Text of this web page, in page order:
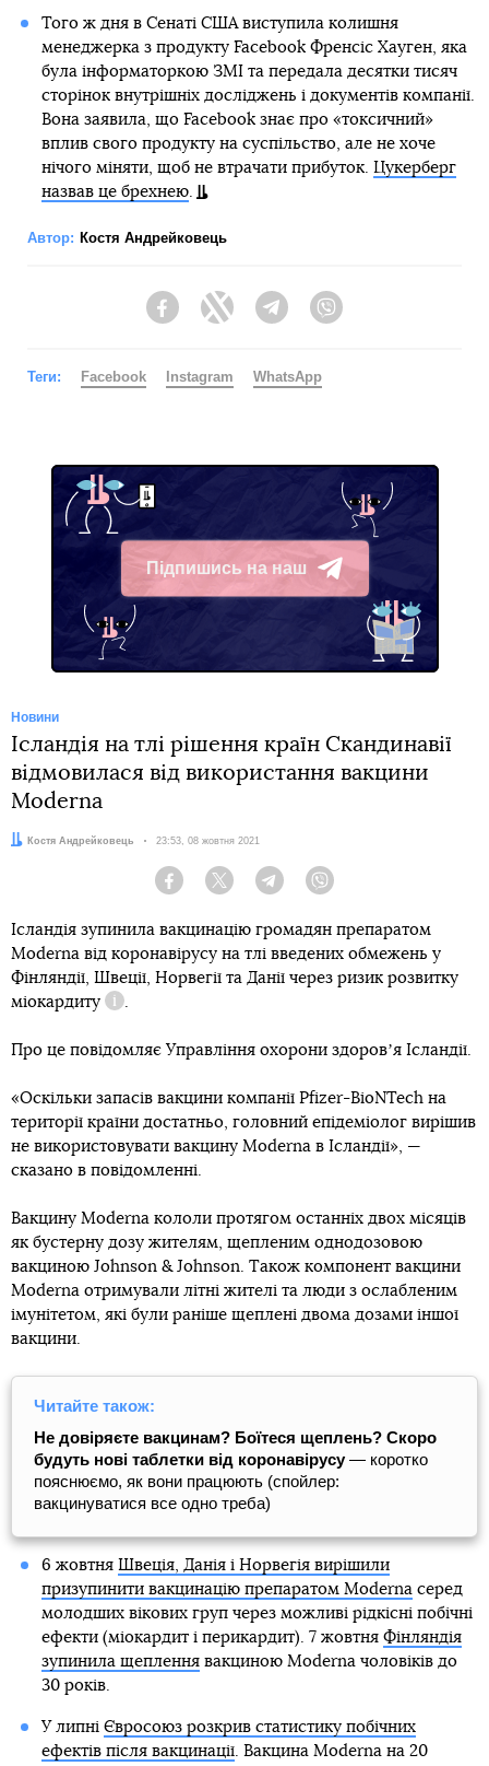
Того ж дня в Сенаті США виступила колишня
менеджерка з продукту Facebook Френсіс Хауген, яка
була інформаторкою ЗМІ та передала десятки тисяч
сторінок внутрішніх досліджень і документів компанії.
Вона заявила, що Facebook знає про «токсичний»
вплив свого продукту на суспільство, але не хоче
нічого міняти, щоб не втрачати прибуток. Цукерберг
назвав це брехнею.
Автор: Костя Андрейковець
FacebookTwitter Telegram
Теги: Facebook Instagram WhatsApp
Підпишись на наш
Telegram
Новини
Ісландія на тлі рішення країн Скандинавії
відмовилася від використання вакцини
Moderna
Автор:Костя Андрейковець Дата:
23:53, 08 жовтня 2021
Facebook Twitter Telegram
Ісландія зупинила вакцинацію громадян препаратом
Moderna від коронавірусу на тлі введених обмежень у
Фінляндії, Швеції, Норвегії та Данії через ризик розвитку
міокардиту
Довідка
.
Про це повідомляє Управління охорони здоровʼя Ісландії.
«Оскільки запасів вакцини компанії Pfizer-BioNTech на
території країни достатньо, головний епідеміолог вирішив
не використовувати вакцину Moderna в Ісландії», —
сказано в повідомленні.
Вакцину Moderna кололи протягом останніх двох місяців
як бустерну дозу жителям, щепленим однодозовою
вакциною Johnson & Johnson. Також компонент вакцини
Moderna отримували літні жителі та люди з ослабленим
імунітетом, які були раніше щеплені двома дозами іншої
вакцини.
Читайте також:
Не довіряєте вакцинам? Боїтеся щеплень? Скоро
будуть нові таблетки від коронавірусу— коротко
пояснюємо, як вони працюють (спойлер:
вакцинуватися все одно треба)
6 жовтня Швеція, Данія і Норвегія вирішили
призупинити вакцинацію препаратом Modernaсеред
молодших вікових груп через можливі рідкісні побічні
ефекти (міокардит і перикардит). 7 жовтня Фінляндія
зупинила щепленнявакциною Moderna чоловіків до
30 років.
У липні Євросоюз розкрив статистику побічних
ефектів після вакцинації. Вакцина Moderna на 20